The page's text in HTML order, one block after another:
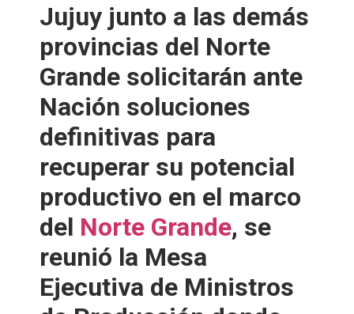
Jujuy junto a las demás
provincias del Norte
Grande solicitarán ante
Nación soluciones
definitivas para
recuperar su potencial
productivo en el marco
del Norte Grande, se
reunió la Mesa
Ejecutiva de Ministros